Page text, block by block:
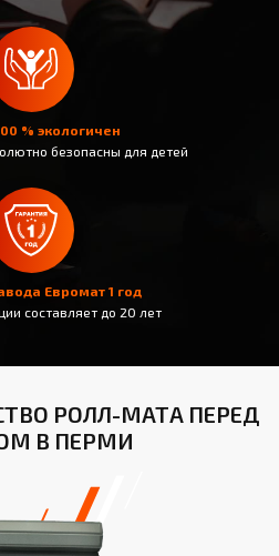
% экологичен
безопасны для детей
Евромат 1 год
составляет до 20 лет
РОЛЛ-МАТА ПЕРЕД
В ПЕРМИ